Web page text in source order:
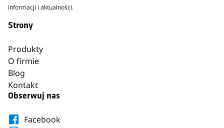
informacji i aktualności.
Strony
Produkty
O firmie
Blog
Kontakt
Obserwuj nas
Facebook